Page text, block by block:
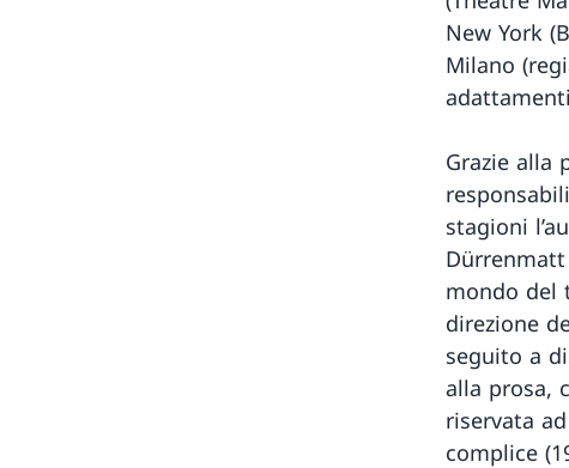
New York
Milano
Grazie alla
stagioni
mondo del
direzione
seguito a
alla prosa,
riservata
complice